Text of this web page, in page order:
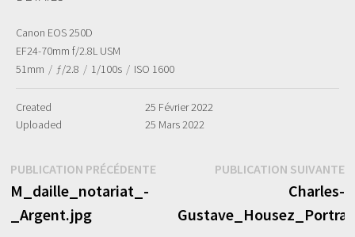
Canon EOS 250D
EF24-70mm f/2.8L USM
51mm / ƒ/2.8 / 1/100s / ISO 1600
Created
25 Février 2022
Uploaded
25 Mars 2022
Navigation
de
l’article
PUBLICATION PRÉCÉDENTEPublication
M_daille_notariat_-
_Argent.jpg
PUBLICATION SUIVANTE
Charles-